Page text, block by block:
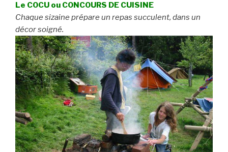
Le COCU ou CONCOURS DE CUISINE
Chaque sizaine prépare un repas succulent, dans un
décor soigné.